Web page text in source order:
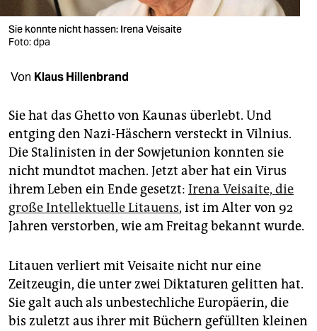
verlag
verlag
veranstaltungen
fragen & hilfe
unterstützen
abo
genossenschaft
Sie konnte nicht hassen: Irena Veisaite
Foto: dpa
Von Klaus Hillenbrand
Sie hat das Ghetto von Kaunas überlebt. Und
entging den Nazi-Häschern versteckt in Vilnius.
Die Stalinisten in der Sowjetunion konnten sie
nicht mundtot machen. Jetzt aber hat ein Virus
ihrem Leben ein Ende gesetzt: Irena Veisaite, die
große Intellektuelle Litauens, ist im Alter von 92
Jahren verstorben, wie am Freitag bekannt wurde.
Litauen verliert mit Veisaite nicht nur eine
Zeitzeugin, die unter zwei Diktaturen gelitten hat.
Sie galt auch als unbestechliche Europäerin, die
bis zuletzt aus ihrer mit Büchern gefüllten kleinen